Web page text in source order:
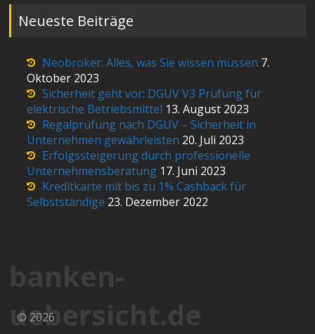
Neueste Beiträge
Neobroker: Alles, was Sie wissen müssen 7.
Oktober 2023
Sicherheit geht vor: DGUV V3 Prüfung für
elektrische Betriebsmittel 13. August 2023
Regalprüfung nach DGUV – Sicherheit in
Unternehmen gewährleisten 20. Juli 2023
Erfolgssteigerung durch professionelle
Unternehmensberatung 17. Juni 2023
Kreditkarte mit bis zu 1% Cashback für
Selbstständige 23. Dezember 2022
banken-
uebersicht.de
© 2026